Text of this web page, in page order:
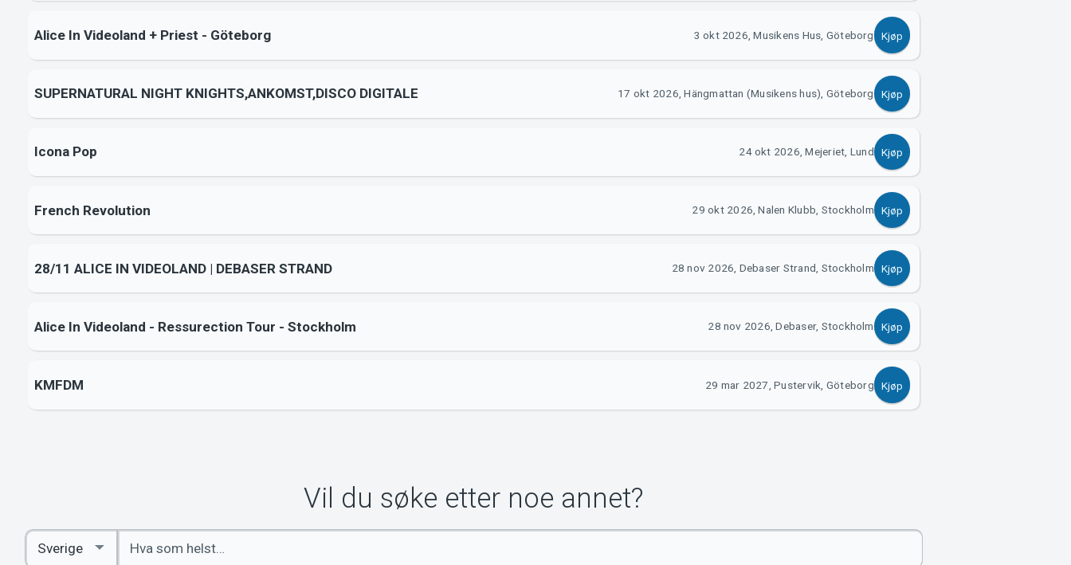
Alice In Videoland + Priest - Göteborg 3 okt 2026, Musikens Hus, Göteborg Kjøp
SUPERNATURAL NIGHT KNIGHTS,ANKOMST,DISCO DIGITALE 17 okt 2026, Hängmattan (Musikens hus), Göteborg Kjøp
Icona Pop 24 okt 2026, Mejeriet, Lund Kjøp
French Revolution 29 okt 2026, Nalen Klubb, Stockholm Kjøp
28/11 ALICE IN VIDEOLAND | DEBASER STRAND 28 nov 2026, Debaser Strand, Stockholm Kjøp
Alice In Videoland - Ressurection Tour - Stockholm 28 nov 2026, Debaser, Stockholm Kjøp
KMFDM 29 mar 2027, Pustervik, Göteborg Kjøp
Vil du søke etter noe annet?
Angi
nøkkelord
Select
Country